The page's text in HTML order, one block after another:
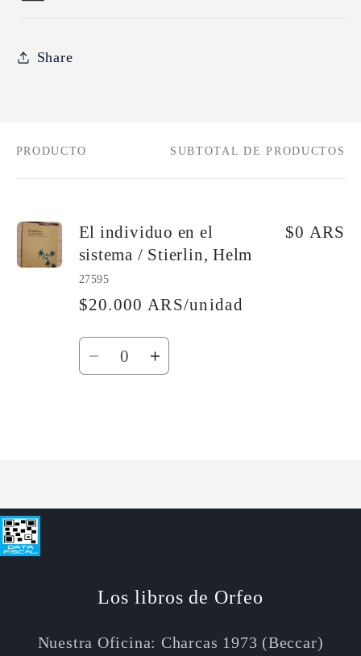
Share
Tu
PRODUCTO SUBTOTAL DE PRODUCTOS
El individuo en el
sistema / Stierlin, Helm
27595
$20.000 ARS/unidad
$0 ARS
Cantidad
ReducirAumentar
Los libros de Orfeo
Nuestra Oficina: Charcas 1973 (Beccar)